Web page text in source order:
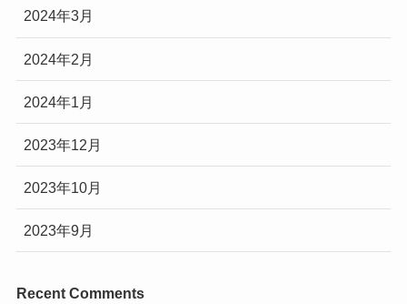
2024年3月
2024年2月
2024年1月
2023年12月
2023年10月
2023年9月
Recent Comments